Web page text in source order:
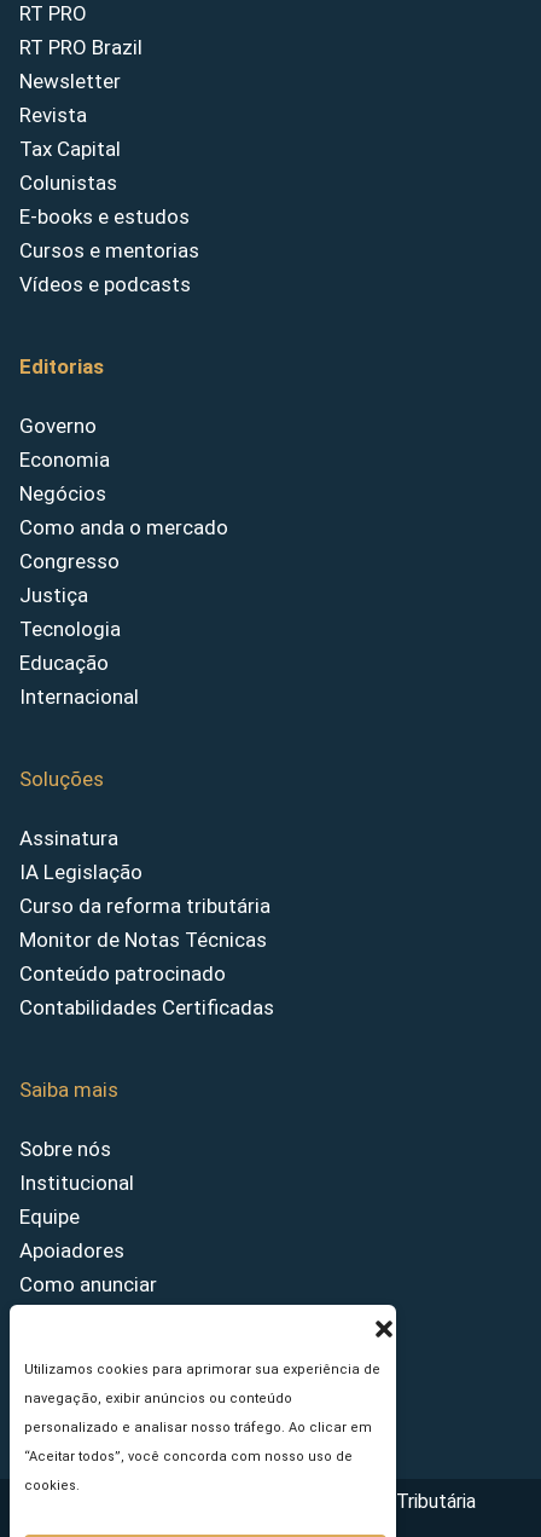
Utilizamos cookies para aprimorar sua experiência de
navegação, exibir anúncios ou conteúdo
personalizado e analisar nosso tráfego. Ao clicar em
“Aceitar todos”, você concorda com nosso uso de
cookies.
RT PRO
RT PRO Brazil
Newsletter
Revista
Tax Capital
Colunistas
E-books e estudos
Cursos e mentorias
Vídeos e podcasts
Editorias
Governo
Economia
Negócios
Como anda o mercado
Congresso
Justiça
Tecnologia
Educação
Internacional
Soluções
Assinatura
IA Legislação
Curso da reforma tributária
Monitor de Notas Técnicas
Conteúdo patrocinado
Contabilidades Certificadas
Saiba mais
Sobre nós
Institucional
Equipe
Apoiadores
Como anunciar
Princípios Editoriais
Copyright © 2026 - Portal da Reforma Tributária